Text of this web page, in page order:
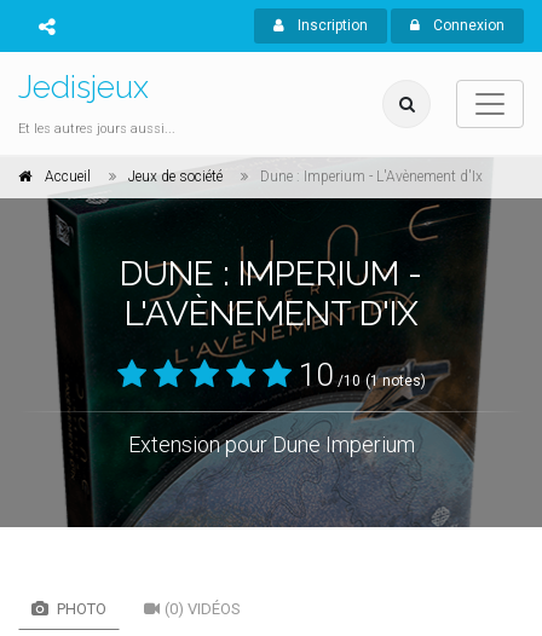
Inscription Connexion
Jedisjeux
Et les autres jours aussi...
Accueil Jeux de société Dune : Imperium - L'Avènement d'Ix
DUNE : IMPERIUM -
L'AVÈNEMENT D'IX
10 /10 (1 notes)
Extension pour Dune Imperium
PHOTO (0) VIDÉOS